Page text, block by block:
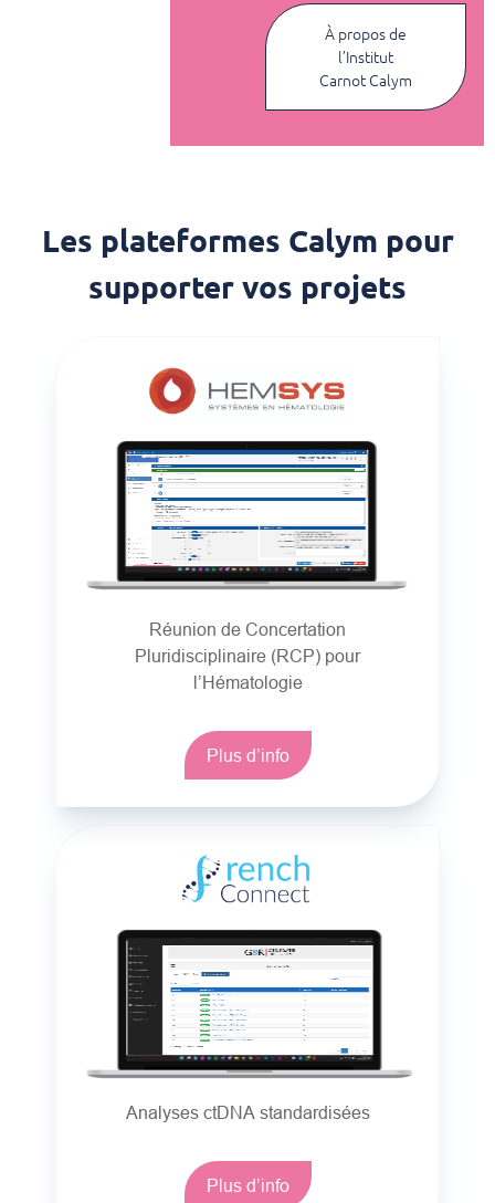
À propos de
l’Institut
Carnot Calym
Les plateformes Calym pour
supporter vos projets
Réunion de Concertation
Pluridisciplinaire (RCP) pour
l’Hématologie
Plus d’info
Analyses ctDNA standardisées
Plus d’info